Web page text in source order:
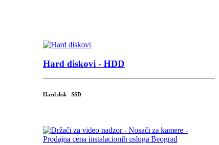
Hard diskovi - HDD
Hard disk - SSD